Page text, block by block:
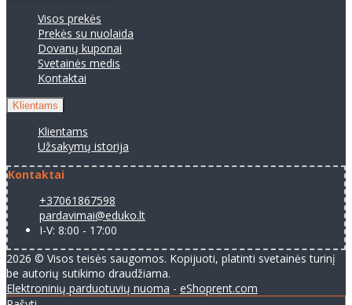
Visos prekės
Prekės su nuolaida
Dovanų kuponai
Svetainės medis
Kontaktai
Klientams
Klientams
Užsakymų istorija
Kontaktai
+37061867598
pardavimai@eduko.lt
I-V: 8:00 - 17:00
2026 © Visos teisės saugomos. Kopijuoti, platinti svetainės turinį
be autorių sutikimo draudžiama.
Elektroninių parduotuvių nuoma - eShoprent.com